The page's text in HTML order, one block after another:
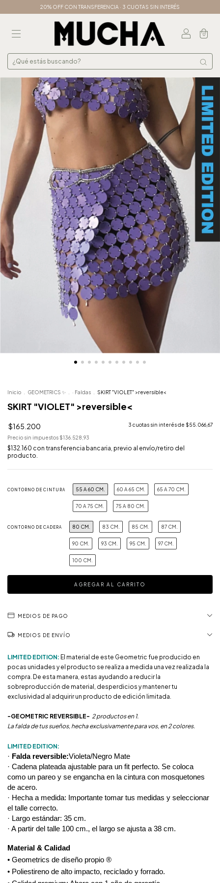
20% OFF CON TRANSFERENCIA · 3 CUOTAS SIN INTERÉS
0
Inicio GEOMETRICS ✨ · Faldas SKIRT "VIOLET" >reversible<
SKIRT "VIOLET" >reversible<
$165.200 3 cuotas sin interés de $55.066,67
Precio sin impuestos $136.528,93
$132.160 con transferencia bancaria, previo al envío/retiro del
producto.
CONTORNO DE CINTURA 55 A 60 CM. 60 A 65 CM. 65 A 70 CM.
70 A 75 CM. 75 A 80 CM.
CONTORNO DE CADERA 80 CM. 83 CM. 85 CM. 87 CM.
90 CM. 93 CM. 95 CM. 97 CM.
100 CM.
MEDIOS DE PAGO
MEDIOS DE ENVÍO
LIMITED EDITION: El material de este Geometric fue producido en
pocas unidades y el producto se realiza a medida una vez realizada la
compra. De esta manera, estas ayudando a reducir la
sobreproducción de material, desperdicios y mantener tu
exclusividad al adquirir un producto de edición limitada.
-GEOMETRIC REVERSIBLE- 2 productos en 1.
La falda de tus sueños, hecha exclusivamente para vos, en 2 colores.
LIMITED EDITION:
· Falda reversible:Violeta/Negro Mate
· Cadena plateada ajustable para un fit perfecto. Se coloca
como un pareo y se engancha en la cintura con mosquetones
de acero.
· Hecha a medida: Importante tomar tus medidas y seleccionar
el talle correcto.
· Largo estándar: 35 cm.
· A partir del talle 100 cm., el largo se ajusta a 38 cm.
Material & Calidad
• Geometrics de diseño propio ®
• Poliestireno de alto impacto, reciclado y forrado.